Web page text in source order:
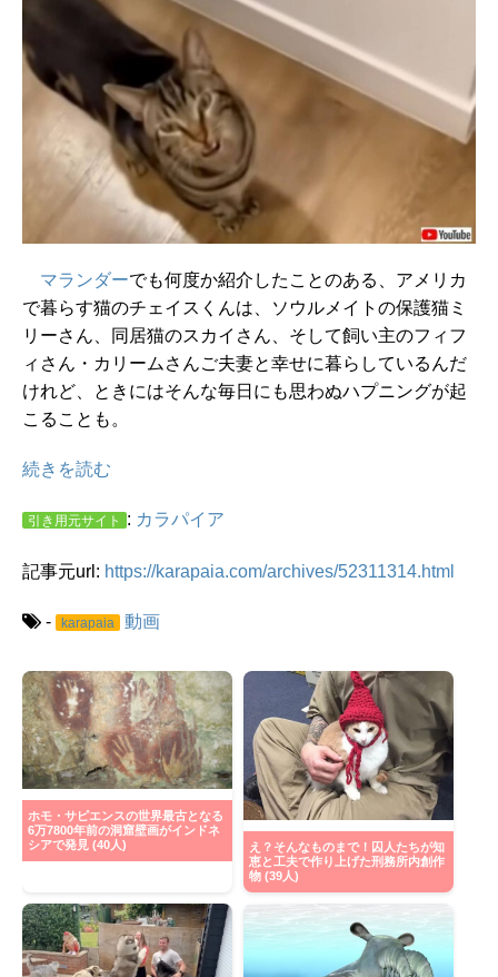
マランダーでも何度か紹介したことのある、アメリカ
で暮らす猫のチェイスくんは、ソウルメイトの保護猫ミ
リーさん、同居猫のスカイさん、そして飼い主のフィフ
ィさん・カリームさんご夫妻と幸せに暮らしているんだ
けれど、ときにはそんな毎日にも思わぬハプニングが起
こることも。
続きを読む
引き用元サイト : カラパイア
記事元url: https://karapaia.com/archives/52311314.html
- karapaia 動画
ホモ・サピエンスの世界最古となる
6万7800年前の洞窟壁画がインドネ
シアで発見 (40人)
え？そんなものまで！囚人たちが知
恵と工夫で作り上げた刑務所内創作
物 (39人)